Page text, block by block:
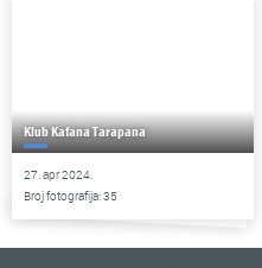
Klub Kafana Tarapana
27. apr 2024.
Broj fotografija: 35